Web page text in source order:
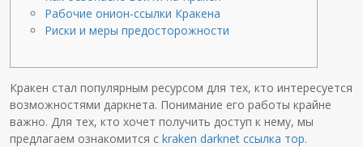
Рабочие онион-ссылки Кракена
Риски и меры предосторожности
Кракен стал популярным ресурсом для тех, кто интересуется
возможностями даркнета. Понимание его работы крайне
важно. Для тех, кто хочет получить доступ к нему, мы
предлагаем ознакомится сkraken darknet ссылка тор.